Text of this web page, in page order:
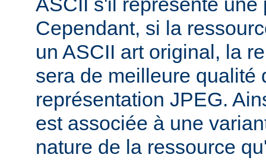
Cependant, si la
un ASCII art original, la
sera de meilleure qualité
représentation JPEG.
est associée à une
nature de la ressource